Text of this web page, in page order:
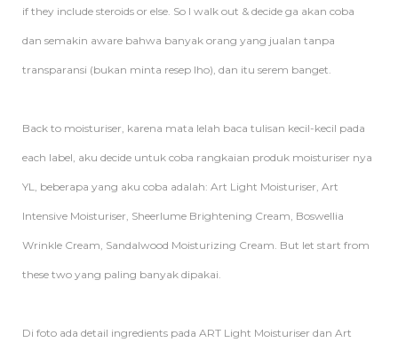
if they include steroids or else. So I walk out & decide ga akan coba
dan semakin aware bahwa banyak orang yang jualan tanpa
transparansi (bukan minta resep lho), dan itu serem banget.
Back to moisturiser, karena mata lelah baca tulisan kecil-kecil pada
each label, aku decide untuk coba rangkaian produk moisturiser nya
YL, beberapa yang aku coba adalah: Art Light Moisturiser, Art
Intensive Moisturiser, Sheerlume Brightening Cream, Boswellia
Wrinkle Cream, Sandalwood Moisturizing Cream. But let start from
these two yang paling banyak dipakai.
Di foto ada detail ingredients pada ART Light Moisturiser dan Art